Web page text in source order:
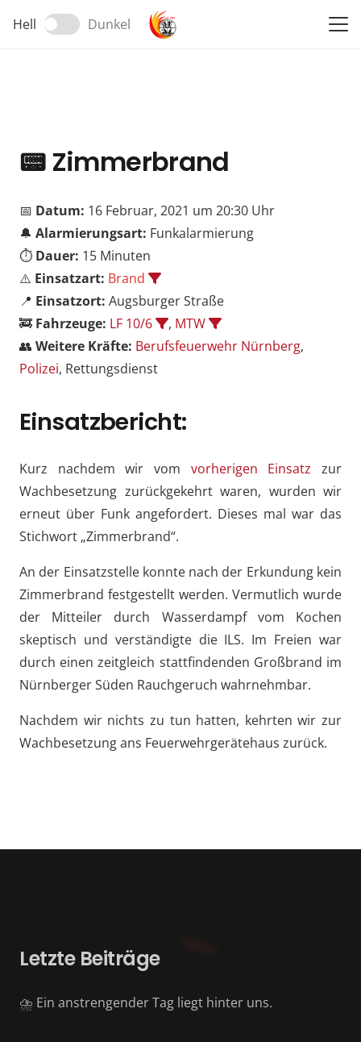
Hell Dunkel
📟Zimmerbrand
📅 Datum: 16 Februar, 2021 um 20:30 Uhr
🔔 Alarmierungsart: Funkalarmierung
⏱️ Dauer: 15 Minuten
⚠️ Einsatzart: Brand
📍 Einsatzort: Augsburger Straße
🚒 Fahrzeuge: LF 10/6 , MTW
👥 Weitere Kräfte: Berufsfeuerwehr Nürnberg,
Polizei, Rettungsdienst
Einsatzbericht:
Kurz nachdem wir vom vorherigen Einsatz zur
Wachbesetzung zurückgekehrt waren, wurden wir
erneut über Funk angefordert. Dieses mal war das
Stichwort „Zimmerbrand“.
An der Einsatzstelle konnte nach der Erkundung kein
Zimmerbrand festgestellt werden. Vermutlich wurde
der Mitteiler durch Wasserdampf vom Kochen
skeptisch und verständigte die ILS. Im Freien war
durch einen zeitgleich stattfindenden Großbrand im
Nürnberger Süden Rauchgeruch wahrnehmbar.
Nachdem wir nichts zu tun hatten, kehrten wir zur
Wachbesetzung ans Feuerwehrgerätehaus zurück.
Letzte Beiträge
⛈️ Ein anstrengender Tag liegt hinter uns.